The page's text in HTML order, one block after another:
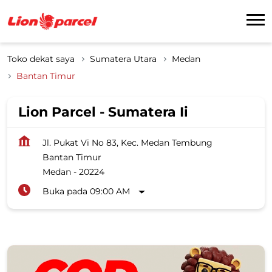
Toko dekat saya Sumatera Utara
Medan
Bantan Timur
Lion Parcel - Sumatera Ii
Jl. Pukat Vi No 83, Kec. Medan Tembung
Bantan Timur
Medan - 20224
Buka pada 09:00 AM